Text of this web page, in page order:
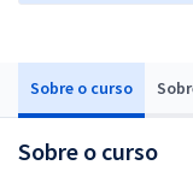
Sobre o curso
Sobre o curso